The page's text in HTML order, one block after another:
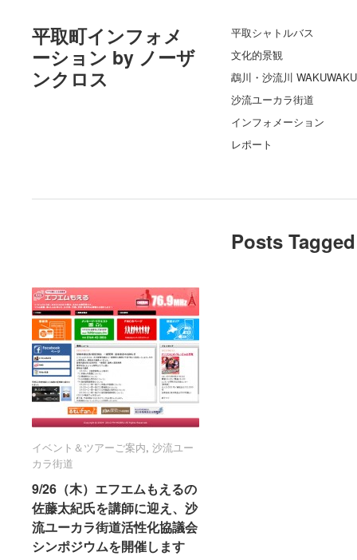
平取町インフォメ
ーション by ノーザ
ンクロス
平取シャトルバス
文化的景観
鵡川・沙流川 WAKUWAKU
沙流ユーカラ街道
インフォメーション
レポート
Posts
イベント＆ツアーご案内, 沙流ユー
カラ街道
9/26（木）エフエムもえるの
佐藤太紀氏を講師に迎え、沙
流ユーカラ街道活性化協議会
シンポジウムを開催します
イベント＆ツアーご案内 沙流ユー
カラ街道
9/26（木）エフエムもえるの
佐藤太紀氏を講師に迎え、沙
流ユーカラ街道活性化協議会
シンポジウムを開催します